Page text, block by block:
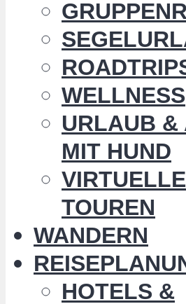
WELLNESS
URLAUB &
MIT HUND
TOUREN
WANDERN
HOTELS &